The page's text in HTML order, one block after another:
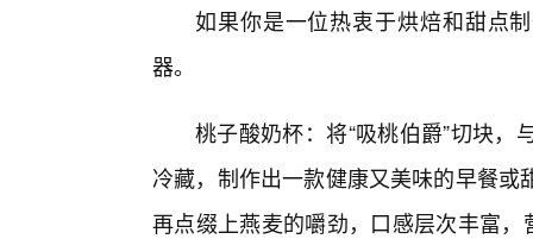
如果你是一位热衷于烘焙和甜点
器。
桃子酸奶杯：将“吸桃伯爵”切块
冷藏，制作出一款健康又美味的早餐
再点缀上燕麦的嚼劲，口感层次丰富